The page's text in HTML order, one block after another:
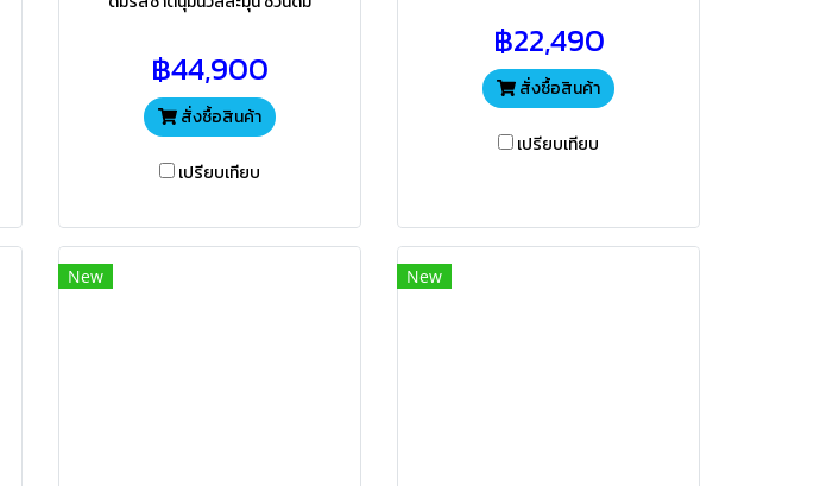
฿44,900
สั่งซื้อสินค้า
เปรียบเทียบ
฿22,490
สั่งซื้อสินค้า
เปรียบเทียบ
New New